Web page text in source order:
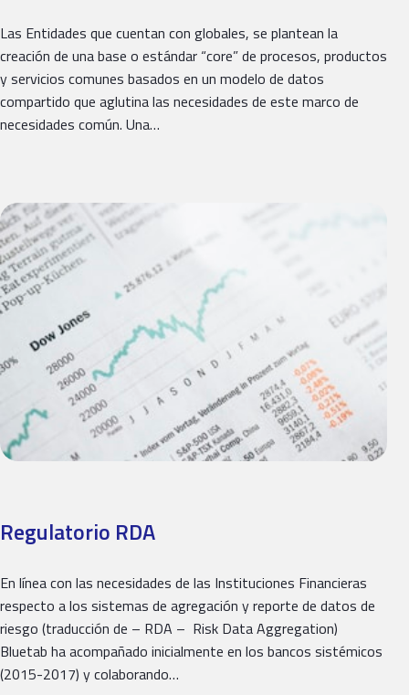
Las Entidades que cuentan con globales, se plantean la
creación de una base o estándar “core” de procesos, productos
y servicios comunes basados en un modelo de datos
compartido que aglutina las necesidades de este marco de
necesidades común. Una…
Regulatorio RDA
En línea con las necesidades de las Instituciones Financieras
respecto a los sistemas de agregación y reporte de datos de
riesgo (traducción de – RDA – Risk Data Aggregation)
Bluetab ha acompañado inicialmente en los bancos sistémicos
(2015-2017) y colaborando…